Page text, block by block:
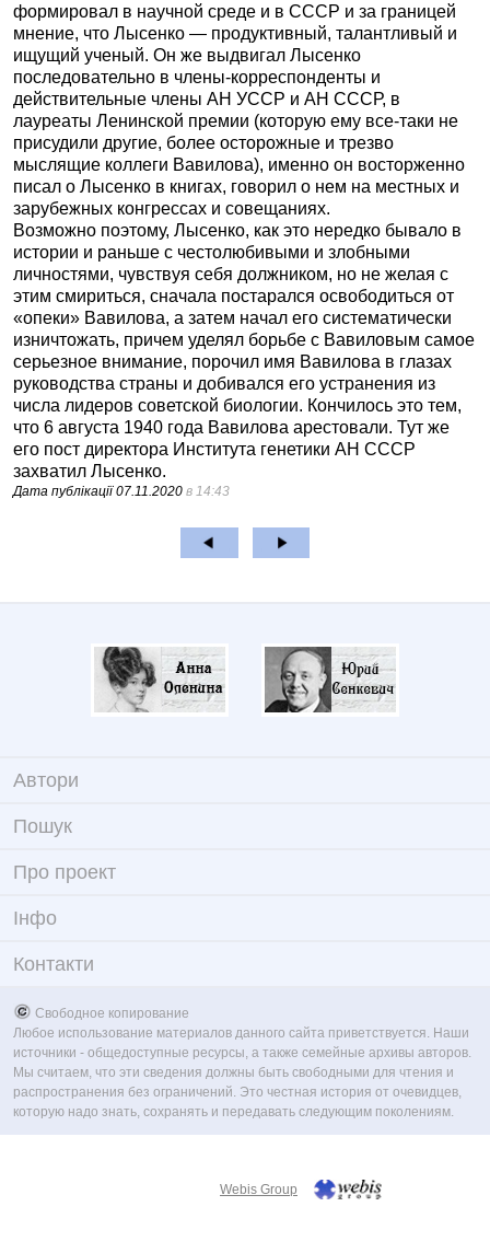
формировал в научной среде и в СССР и за границей
мнение, что Лысенко — продуктивный, талантливый и
ищущий ученый. Он же выдвигал Лысенко
последовательно в члены-корреспонденты и
действительные члены АН УССР и АН СССР, в
лауреаты Ленинской премии (которую ему все-таки не
присудили другие, более осторожные и трезво
мыслящие коллеги Вавилова), именно он восторженно
писал о Лысенко в книгах, говорил о нем на местных и
зарубежных конгрессах и совещаниях.
Возможно поэтому, Лысенко, как это нередко бывало в
истории и раньше с честолюбивыми и злобными
личностями, чувствуя себя должником, но не желая с
этим смириться, сначала постарался освободиться от
«опеки» Вавилова, а затем начал его систематически
изничтожать, причем уделял борьбе с Вавиловым самое
серьезное внимание, порочил имя Вавилова в глазах
руководства страны и добивался его устранения из
числа лидеров советской биологии. Кончилось это тем,
что 6 августа 1940 года Вавилова арестовали. Тут же
его пост директора Института генетики АН СССР
захватил Лысенко.
Дата публікації07.11.2020 в 14:43
Автори
Пошук
Про проект
Iнфо
Контакти
Свободное копирование
Любое использование материалов данного сайта приветствуется. Наши
источники - общедоступные ресурсы, а также семейные архивы авторов.
Мы считаем, что эти сведения должны быть свободными для чтения и
распространения без ограничений. Это честная история от очевидцев,
которую надо знать, сохранять и передавать следующим поколениям.
Webis Group